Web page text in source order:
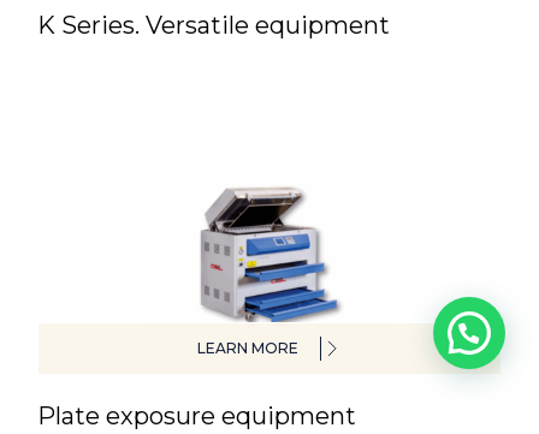
K Series. Versatile equipment
LEARN MORE
Plate exposure equipment